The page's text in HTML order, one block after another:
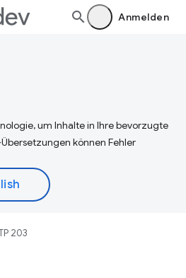
Anmelden
um Inhalte in Ihre bevorzugte
können Fehler
203